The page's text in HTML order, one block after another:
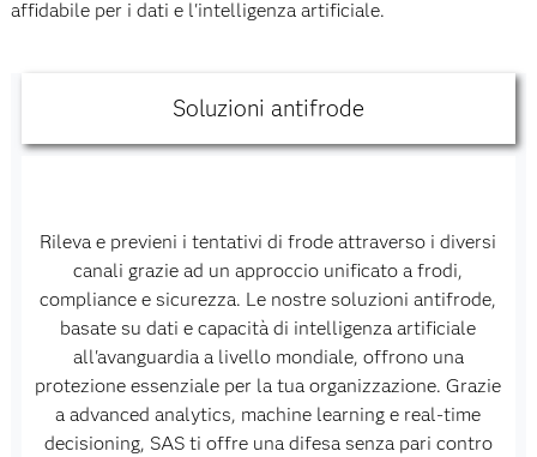
affidabile per i dati e l'intelligenza artificiale.
Soluzioni antifrode
Rileva e previeni i tentativi di frode attraverso i diversi
canali grazie ad un approccio unificato a frodi,
compliance e sicurezza. Le nostre soluzioni antifrode,
basate su dati e capacità di intelligenza artificiale
all'avanguardia a livello mondiale, offrono una
protezione essenziale per la tua organizzazione. Grazie
a advanced analytics, machine learning e real-time
decisioning, SAS ti offre una difesa senza pari contro